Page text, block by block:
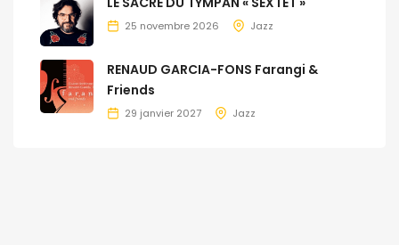
25 novembre 2026 Jazz
RENAUD GARCIA-FONS Farangi &
Friends
29 janvier 2027 Jazz